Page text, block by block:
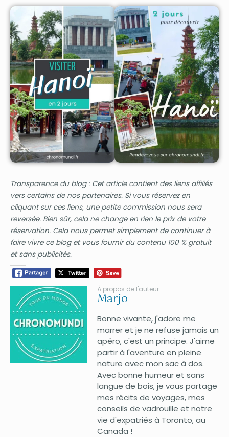
Transparence du blog : Cet article contient des liens affiliés
vers certains de nos partenaires. Si vous réservez en
cliquant sur ces liens, une petite commission nous sera
reversée. Bien sûr, cela ne change en rien le prix de votre
réservation. Cela nous permet simplement de continuer à
faire vivre ce blog et vous fournir du contenu 100 % gratuit
et sans publicités.
À propos de l'auteur
Marjo
Bonne vivante, j'adore me
marrer et je ne refuse jamais un
apéro, c'est un principe. J'aime
partir à l'aventure en pleine
nature avec mon sac à dos.
Avec bonne humeur et sans
langue de bois, je vous partage
mes récits de voyages, mes
conseils de vadrouille et notre
vie d'expatriés à Toronto, au
Canada !